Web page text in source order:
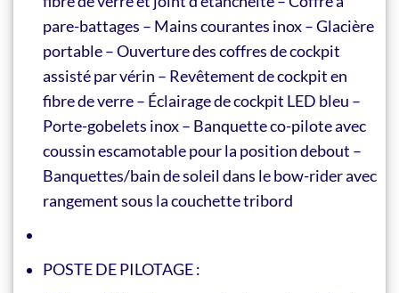
pare-battages – Mains courantes inox – Glacière
portable – Ouverture des coffres de cockpit
assisté par vérin – Revêtement de cockpit en
fibre de verre – Éclairage de cockpit LED bleu –
Porte-gobelets inox – Banquette co-pilote avec
coussin escamotable pour la position debout –
Banquettes/bain de soleil dans le bow-rider avec
rangement sous la couchette tribord
POSTE DE PILOTAGE :